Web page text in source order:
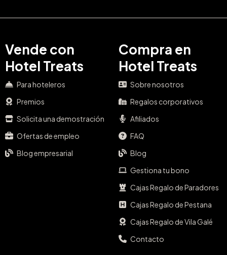
Vende con
Hotel Treats
Para hoteleros
Premios
Solicita una demostración
Ofertas de empleo
Blog empresarial
Compra en
Hotel Treats
Sobre nosotros
Regalos corporativos
Afiliados
FAQ
Blog
Gestiona tu bono
Cajas Regalo de Paradores
Cajas Regalo de Pestana
Cajas Regalo de Vila Galé
Contacto